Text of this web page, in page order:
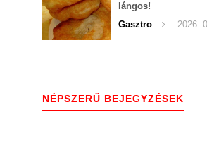
lángos!
Gasztro
2026.
NÉPSZERŰ BEJEGYZÉSEK